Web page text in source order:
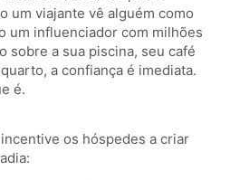
um viajante vê alguém como
um influenciador com milhões
sobre a sua piscina, seu café
a confiança é imediata.
é.
os hóspedes a criar